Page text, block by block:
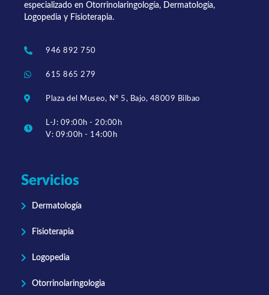
especializado en Otorrinolaringología, Dermatología,
Logopedia y Fisioterapia.
946 892 750
615 865 279
Plaza del Museo, Nº 5, Bajo, 48009 Bilbao
L-J: 09:00h - 20:00h
V: 09:00h - 14:00h
Servicios
Dermatología
Fisioterapia
Logopedia
Otorrinolaringologia